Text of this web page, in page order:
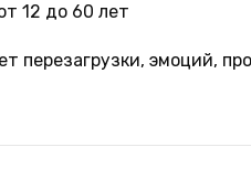
12 до 60 лет
перезагрузки, эмоций,